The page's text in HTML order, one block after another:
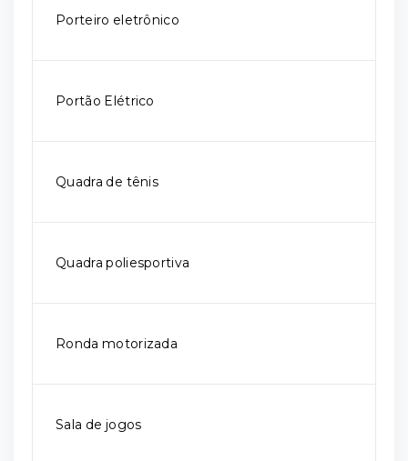
Porteiro eletrônico
Portão Elétrico
Quadra de tênis
Quadra poliesportiva
Ronda motorizada
Sala de jogos